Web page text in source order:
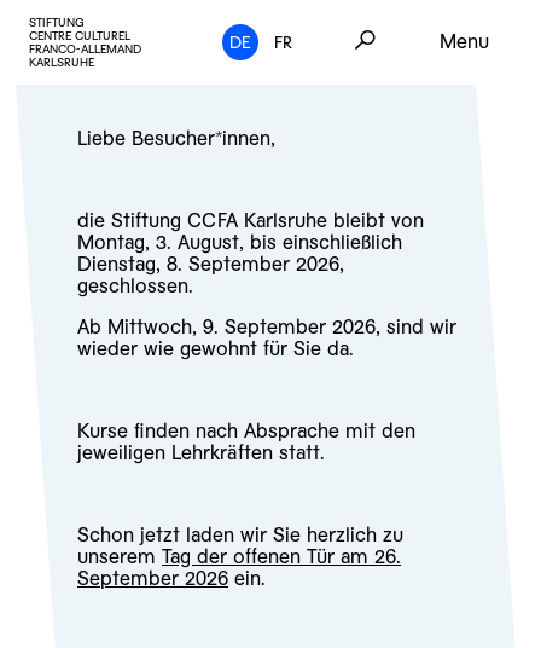
STIFTUNG
CENTRE CULTUREL
FRANCO-ALLEMAND
KARLSRUHE
DE FR Menu
Liebe Besucher*innen,
die Stiftung CCFA Karlsruhe bleibt von
Montag, 3. August, bis einschließlich
Dienstag, 8. September 2026,
geschlossen.
Ab Mittwoch, 9. September 2026, sind wir
wieder wie gewohnt für Sie da.
Kurse finden nach Absprache mit den
jeweiligen Lehrkräften statt.
Schon jetzt laden wir Sie herzlich zu
unserem Tag der offenen Tür am 26.
September 2026ein.